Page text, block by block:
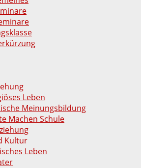
Leben
Meinungsbildung
Machen Schule
Kultur
Leben